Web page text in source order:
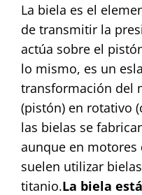
La biela es el
de transmitir la
actúa sobre el
lo mismo, es un
transformación del
(pistón) en rotativo
las bielas se
aunque en motores
suelen utilizar
titanio.La biela